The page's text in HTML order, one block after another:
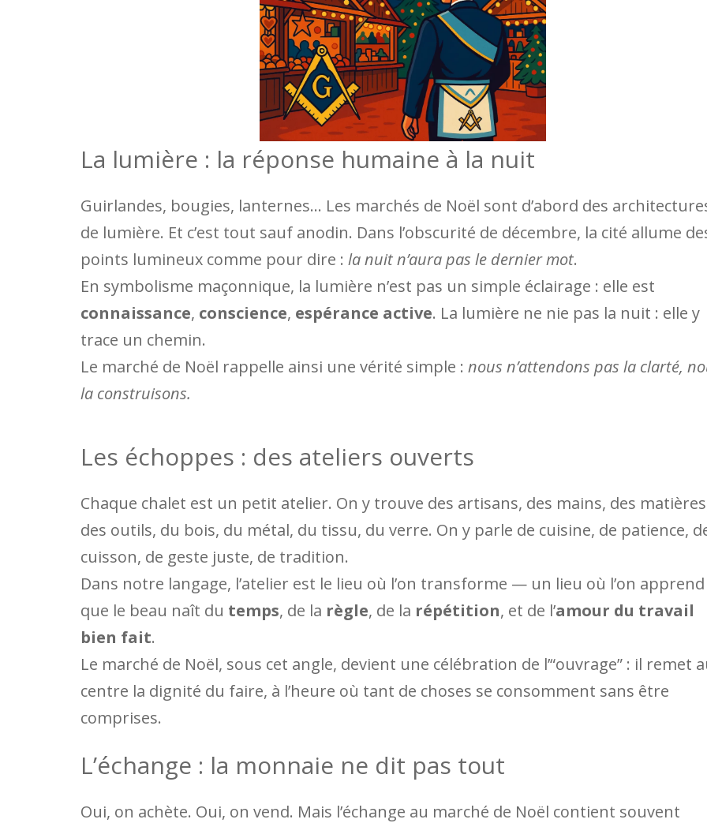
La lumière : la réponse humaine à la nuit
Guirlandes, bougies, lanternes… Les marchés de Noël sont d’abord des
de lumière. Et c’est tout sauf anodin. Dans l’obscurité de décembre, la cité allume
points lumineux comme pour dire : la nuit n’aura pas le dernier mot.
En symbolisme maçonnique, la lumière n’est pas un simple éclairage : elle est
connaissance, conscience, espérance active. La lumière ne nie pas la nuit : elle y
trace un chemin.
Le marché de Noël rappelle ainsi une vérité simple : nous n’attendons pas la clarté,
la construisons.
Les échoppes : des ateliers ouverts
Chaque chalet est un petit atelier. On y trouve des artisans, des mains, des
des outils, du bois, du métal, du tissu, du verre. On y parle de cuisine, de patience,
cuisson, de geste juste, de tradition.
Dans notre langage, l’atelier est le lieu où l’on transforme — un lieu où l’on apprend
que le beau naît du temps, de la règle, de la répétition, et de l’amour du travail
bien fait.
Le marché de Noël, sous cet angle, devient une célébration de l’“ouvrage” : il remet
centre la dignité du faire, à l’heure où tant de choses se consomment sans être
comprises.
L’échange : la monnaie ne dit pas tout
Oui, on achète. Oui, on vend. Mais l’échange au marché de Noël contient souvent